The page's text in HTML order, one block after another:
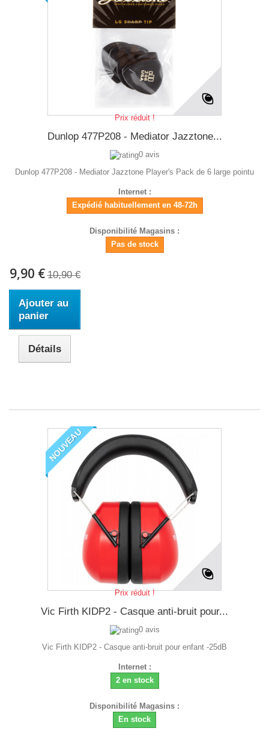
Prix réduit !
Dunlop 477P208 - Mediator Jazztone...
0 avis
Dunlop 477P208 - Mediator Jazztone Player's Pack de 6 large pointu
Internet :
Expédié habituellement en 48-72h
Disponibilité Magasins :
Pas de stock
9,90 € 10,90 €
Ajouter au
panier
Détails
NOUVEAU
Prix réduit !
Vic Firth KIDP2 - Casque anti-bruit pour...
0 avis
Vic Firth KIDP2 - Casque anti-bruit pour enfant -25dB
Internet :
2 en stock
Disponibilité Magasins :
En stock